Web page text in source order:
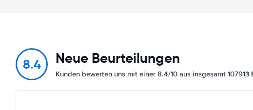
8.4 Neue Beurteilungen
Kunden bewerten uns mit einer 8.4/10 aus insgesamt 107913